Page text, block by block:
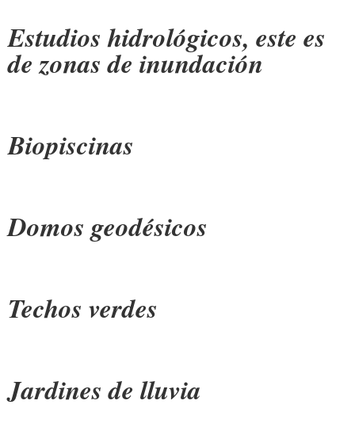
Estudios hidrológicos, este es
de zonas de inundación
Biopiscinas
Domos geodésicos
Techos verdes
Jardines de lluvia